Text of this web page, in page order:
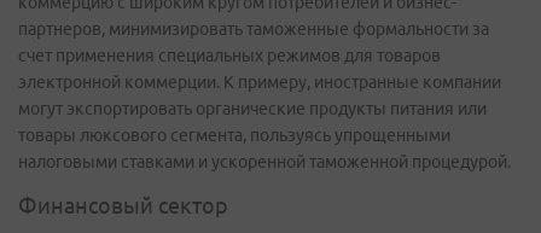
партнеров, минимизировать таможенные формальности за
счет применения специальных режимов для товаров
электронной коммерции. К примеру, иностранные компании
могут экспортировать органические продукты питания или
товары люксового сегмента, пользуясь упрощенными
налоговыми ставками и ускоренной таможенной процедурой.
Финансовый сектор